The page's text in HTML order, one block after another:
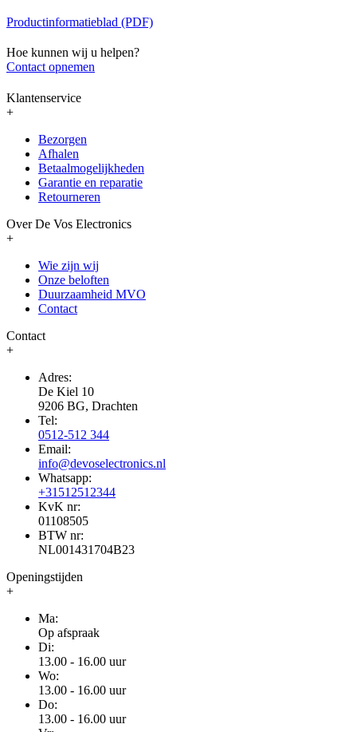
Productinformatieblad (PDF)
Hoe kunnen wij u helpen?
Contact opnemen
Klantenservice
+
Bezorgen
Afhalen
Betaalmogelijkheden
Garantie en reparatie
Retourneren
Over De Vos Electronics
+
Wie zijn wij
Onze beloften
Duurzaamheid MVO
Contact
Contact
+
Adres:
De Kiel 10
9206 BG, Drachten
Tel:
0512-512 344
Email:
info@devoselectronics.nl
Whatsapp:
+31512512344
KvK nr:
01108505
BTW nr:
NL001431704B23
Openingstijden
+
Ma:
Op afspraak
Di:
13.00 - 16.00 uur
Wo:
13.00 - 16.00 uur
Do:
13.00 - 16.00 uur